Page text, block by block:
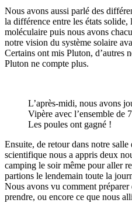
Nous avons aussi parlé des
la différence entre les états solide,
moléculaire puis nous avons
notre vision du système solaire
Certains ont mis Pluton, d’autres
Pluton ne compte plus.
L’après-midi, nous avons
Vipère avec l’ensemble de
Les poules ont gagné !
Ensuite, de retour dans notre
scientifique nous a appris deux
camping le soir même pour aller
partions le lendemain toute la
Nous avons vu comment
prendre, ou encore ce que nous